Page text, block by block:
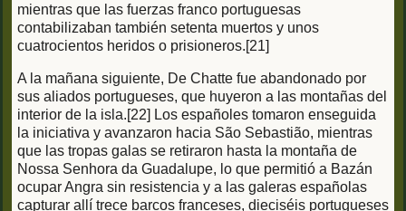
mientras que las fuerzas franco portuguesas
contabilizaban también setenta muertos y unos
cuatrocientos heridos o prisioneros.[21]
A la mañana siguiente, De Chatte fue abandonado por
sus aliados portugueses, que huyeron a las montañas del
interior de la isla.[22] Los españoles tomaron enseguida
la iniciativa y avanzaron hacia São Sebastião, mientras
que las tropas galas se retiraron hasta la montaña de
Nossa Senhora da Guadalupe, lo que permitió a Bazán
ocupar Angra sin resistencia y a las galeras españolas
capturar allí trece barcos franceses, dieciséis portugueses